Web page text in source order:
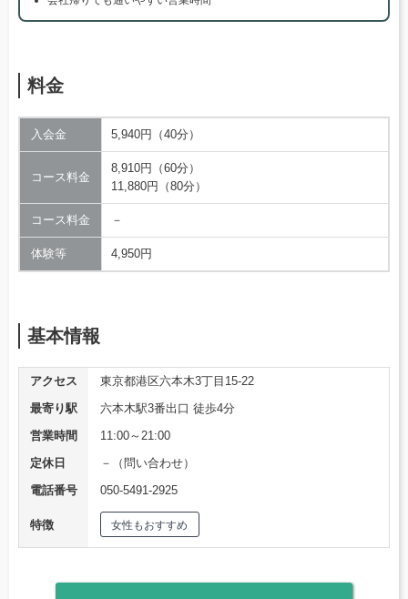
料金
入会金 5,940円（40分）
コース料金
8,910円（60分）
11,880円（80分）
コース料金 －
体験等 4,950円
基本情報
アクセス
東京都港区六本木3丁目15-22
最寄り駅
六本木駅3番出口 徒歩4分
営業時間
11:00～21:00
定休日
－（問い合わせ）
電話番号
050-5491-2925
特徴 女性もおすすめ